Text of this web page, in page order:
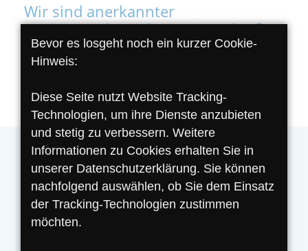
Wir sind anerkannter
Demontagebetrieb im Sinne des § 2
(1) Nr. 16 der Altfahrzeug -
Verordnung.
Schrottplatz Celle | Schrottplatz
Peine
Bevor es losgeht noch ein kurzer Cookie-
Hinweis:
Diese Seite nutzt Website Tracking-
Technologien, um ihre Dienste anzubieten
und stetig zu verbessern. Weitere
Informationen zu Cookies erhalten Sie in
unserer Datenschutzerklärung. Sie können
nachfolgend auswählen, ob Sie dem Einsatz
der Tracking-Technologien zustimmen
möchten.